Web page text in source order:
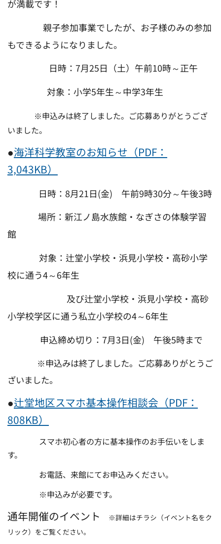
が満載です！
親子参加事業でしたが、お子様のみの参加
もできるようになりました。
日時：7月25日（土）午前10時～正午
対象：小学5年生～中学3年生
※申込みは終了しました。ご応募ありがとうござ
いました。
●海洋科学教室のお知らせ（PDF：
3,043KB）
日時：8月21日(金) 午前9時30分～午後3時
場所：新江ノ島水族館・なぎさの体験学習
館
対象：辻堂小学校・浜見小学校・高砂小学
校に通う4～6年生
及び辻堂小学校・浜見小学校・高砂
小学校学区に通う私立小学校の4～6年生
申込締め切り：7月3日(金) 午後5時まで
※申込みは終了しました。ご応募ありがとうご
ざいました。
●辻堂地区スマホ基本操作相談会（PDF：
808KB）
スマホ初心者の方に基本操作のお手伝いをしま
す。
お電話、来館にてお申込みください。
※申込みが必要です。
通年開催のイベント
※詳細はチラシ（イベント名をク
リック）をご覧ください。